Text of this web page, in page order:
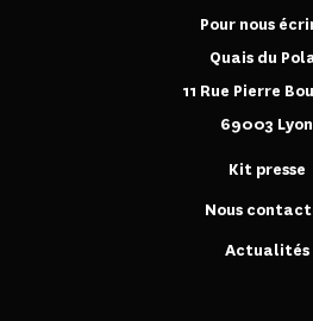
Pour nous
Quais du
11 Rue Pierre
69003 Lyon
Kit presse
Nous
Actualités